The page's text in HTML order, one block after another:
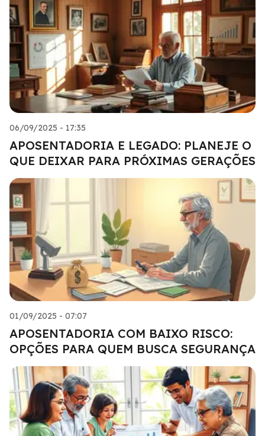
06/09/2025 - 17:35
APOSENTADORIA E LEGADO: PLANEJE O
QUE DEIXAR PARA PRÓXIMAS GERAÇÕES
01/09/2025 - 07:07
APOSENTADORIA COM BAIXO RISCO:
OPÇÕES PARA QUEM BUSCA SEGURANÇA